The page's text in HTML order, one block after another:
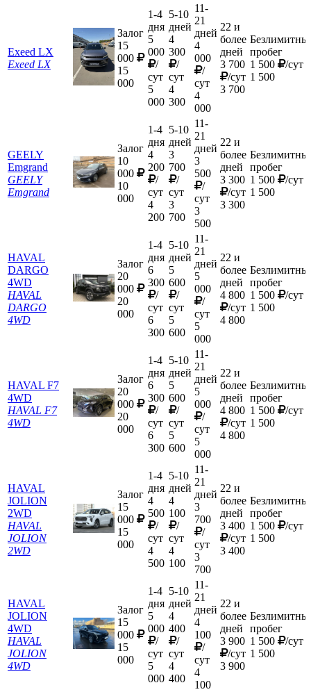
Exeed LX
Exeed LX
Залог
15
000
15
000
1-4
дня
5
000
/
сут
5
000
5-10
дней
4
300
/
сут
4
300
11-
21
дней
4
000
/
сут
4
000
22 и
более
дней
3 700
/сут
3 700
пробег
1 500
/сут
1 500
GEELY
Emgrand
GEELY
Emgrand
Залог
10
000
10
000
1-4
дня
4
200
/
сут
4
200
5-10
дней
3
700
/
сут
3
700
11-
21
дней
3
500
/
сут
3
500
22 и
более
дней
3 300
/сут
3 300
пробег
1 500
/сут
1 500
HAVAL
DARGO
4WD
HAVAL
DARGO
4WD
Залог
20
000
20
000
1-4
дня
6
300
/
сут
6
300
5-10
дней
5
600
/
сут
5
600
11-
21
дней
5
000
/
сут
5
000
22 и
более
дней
4 800
/сут
4 800
пробег
1 500
/сут
1 500
HAVAL F7
4WD
HAVAL F7
4WD
Залог
20
000
20
000
1-4
дня
6
300
/
сут
6
300
5-10
дней
5
600
/
сут
5
600
11-
21
дней
5
000
/
сут
5
000
22 и
более
дней
4 800
/сут
4 800
пробег
1 500
/сут
1 500
HAVAL
JOLION
2WD
HAVAL
JOLION
2WD
Залог
15
000
15
000
1-4
дня
4
500
/
сут
4
500
5-10
дней
4
100
/
сут
4
100
11-
21
дней
3
700
/
сут
3
700
22 и
более
дней
3 400
/сут
3 400
пробег
1 500
/сут
1 500
HAVAL
JOLION
4WD
HAVAL
JOLION
4WD
Залог
15
000
15
000
1-4
дня
5
000
/
сут
5
000
5-10
дней
4
400
/
сут
4
400
11-
21
дней
4
100
/
сут
4
100
22 и
более
дней
3 900
/сут
3 900
пробег
1 500
/сут
1 500